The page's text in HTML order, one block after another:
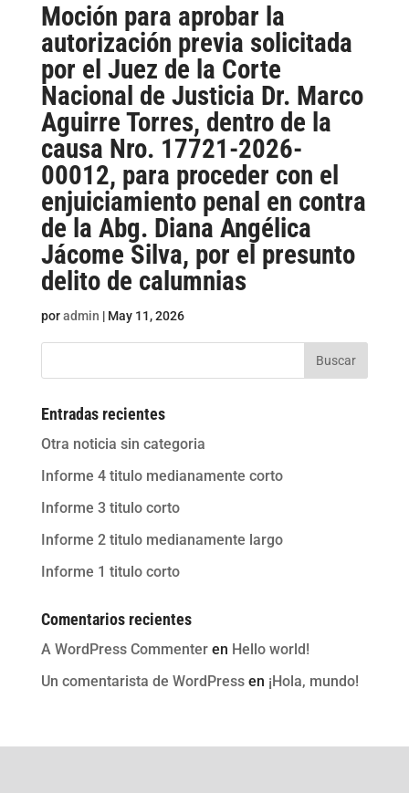
Moción para aprobar la
autorización previa solicitada
por el Juez de la Corte
Nacional de Justicia Dr. Marco
Aguirre Torres, dentro de la
causa Nro. 17721-2026-
00012, para proceder con el
enjuiciamiento penal en contra
de la Abg. Diana Angélica
Jácome Silva, por el presunto
delito de calumnias
poradmin | May 11, 2026
Buscar
Entradas recientes
Otra noticia sin categoria
Informe 4 titulo medianamente corto
Informe 3 titulo corto
Informe 2 titulo medianamente largo
Informe 1 titulo corto
Comentarios recientes
A WordPress Commenteren Hello world!
Un comentarista de WordPressen ¡Hola, mundo!